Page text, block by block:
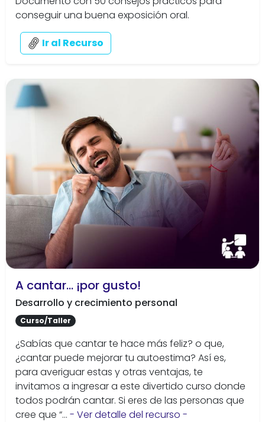
conseguir una buena exposición oral.
Ir al Recurso
A cantar... ¡por gusto!
Desarrollo y crecimiento personal
Curso/Taller
¿Sabías que cantar te hace más feliz? o que,
¿cantar puede mejorar tu autoestima? Así es,
para averiguar estas y otras ventajas, te
invitamos a ingresar a este divertido curso donde
todos podrán cantar. Si eres de las personas que
cree que “... - Ver detalle del recurso -